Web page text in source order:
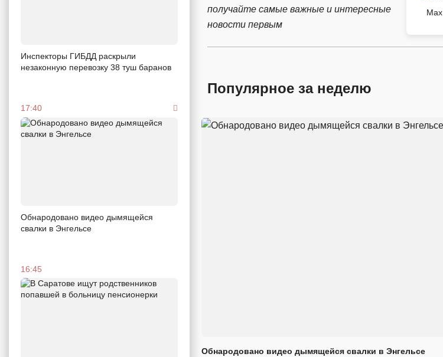
Инспекторы ГИБДД раскрыли
незаконную перевозку 38 туш баранов
17:40
Обнародовано видео дымящейся
свалки в Энгельсе
16:45
получайте самые важные и интересные
новости первым
Max
Популярное за неделю
Обнародовано видео дымящейся свалки в Энгельсе